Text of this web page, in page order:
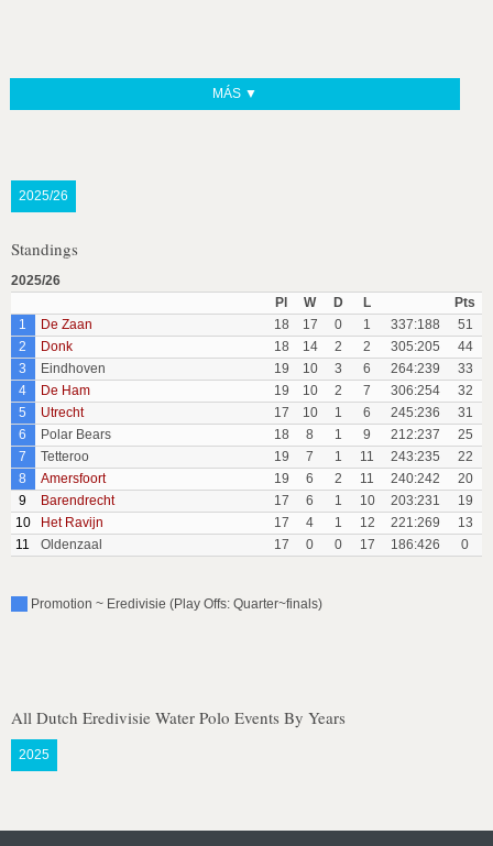
MÁS ▼
2025/26
Standings
2025/26
Pl
W D L
Pts
1
De Zaan 18 17 0 1 337:188
51
2
Donk 18 14 2 2 305:205
44
3
Eindhoven 19 10 3 6 264:239
33
4
De Ham 19 10 2 7 306:254
32
5
Utrecht 17 10 1 6 245:236
31
6
Polar Bears 18 8 1 9 212:237
25
7
Tetteroo 19 7 1 11 243:235
22
8
Amersfoort 19 6 2 11 240:242
20
9
Barendrecht 17 6 1 10 203:231
19
10
Het Ravijn 17 4 1 12 221:269
13
11
Oldenzaal 17 0 0 17 186:426 0
Promotion ~ Eredivisie (Play Offs: Quarter~finals)
All Dutch Eredivisie Water Polo Events By Years
2025